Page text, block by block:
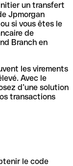
un transfert
Jpmorgan
si vous êtes le
de
Branch en
les virements
Avec le
d’une solution
transactions
le code